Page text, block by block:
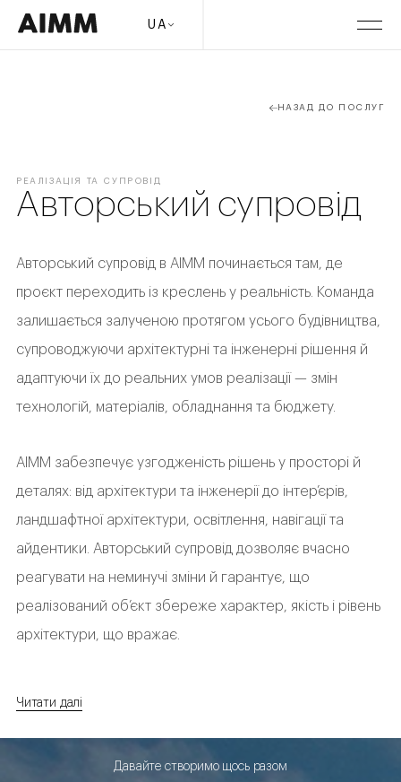
UA
НАЗАД ДО ПОСЛУГ
РЕАЛІЗАЦІЯ ТА СУПРОВІД
Авторський супровід
Авторський супровід в АІММ починається там, де
проєкт переходить із креслень у реальність. Команда
залишається залученою протягом усього будівництва,
супроводжуючи архітектурні та інженерні рішення й
адаптуючи їх до реальних умов реалізації — змін
технологій, матеріалів, обладнання та бюджету.
АІММ забезпечує узгодженість рішень у просторі й
деталях: від архітектури та інженерії до інтер’єрів,
ландшафтної архітектури, освітлення, навігації та
айдентики. Авторський супровід дозволяє вчасно
реагувати на неминучі зміни й гарантує, що
реалізований об’єкт збереже характер, якість і рівень
архітектури, що вражає.
Читати далі
Давайте створимо щось разом